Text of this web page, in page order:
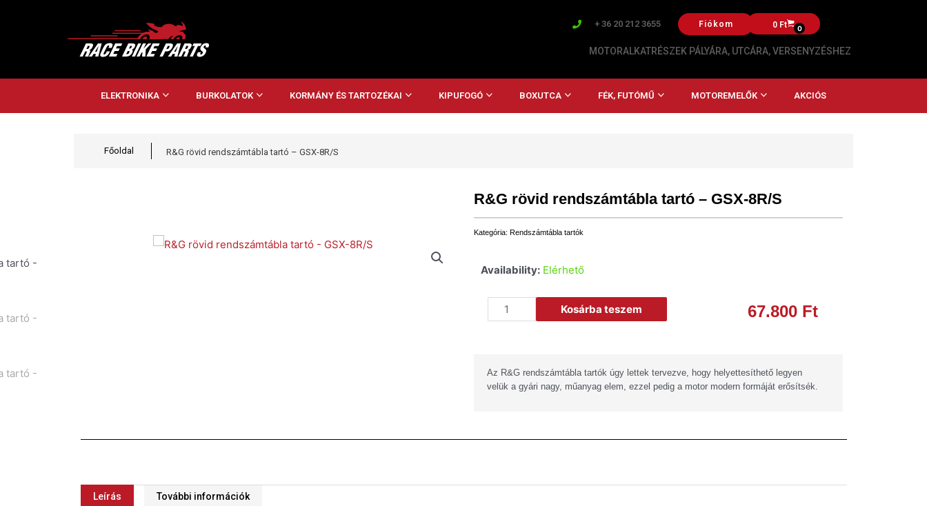
+ 36 20 212 3655 Fiókom 0 Ft 0
MOTORALKATRÉSZEK PÁLYÁRA, UTCÁRA, VERSENYZÉSHEZ
ELEKTRONIKA BURKOLATOK KORMÁNY ÉS TARTOZÉKAI KIPUFOGÓ BOXUTCA FÉK, FUTÓMŰ MOTOREMELŐK AKCIÓS
Főoldal R&G rövid rendszámtábla tartó – GSX-8R/S
R&G rövid rendszámtábla tartó – GSX-8R/S
Kategória: Rendszámtábla tartók
Availability: Elérhető
Kosárba teszem 67.800 Ft
Az R&G rendszámtábla tartók úgy lettek tervezve, hogy helyettesíthető legyen
velük a gyári nagy, műanyag elem, ezzel pedig a motor modern formáját erősítsék.
Leírás További információk